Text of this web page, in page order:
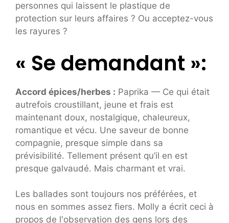
personnes qui laissent le plastique de
protection sur leurs affaires ? Ou acceptez-vous
les rayures ?
« Se demandant »:
Accord épices/herbes : Paprika — Ce qui était
autrefois croustillant, jeune et frais est
maintenant doux, nostalgique, chaleureux,
romantique et vécu. Une saveur de bonne
compagnie, presque simple dans sa
prévisibilité. Tellement présent qu’il en est
presque galvaudé. Mais charmant et vrai.
Les ballades sont toujours nos préférées, et
nous en sommes assez fiers. Molly a écrit ceci à
propos de l'observation des gens lors des